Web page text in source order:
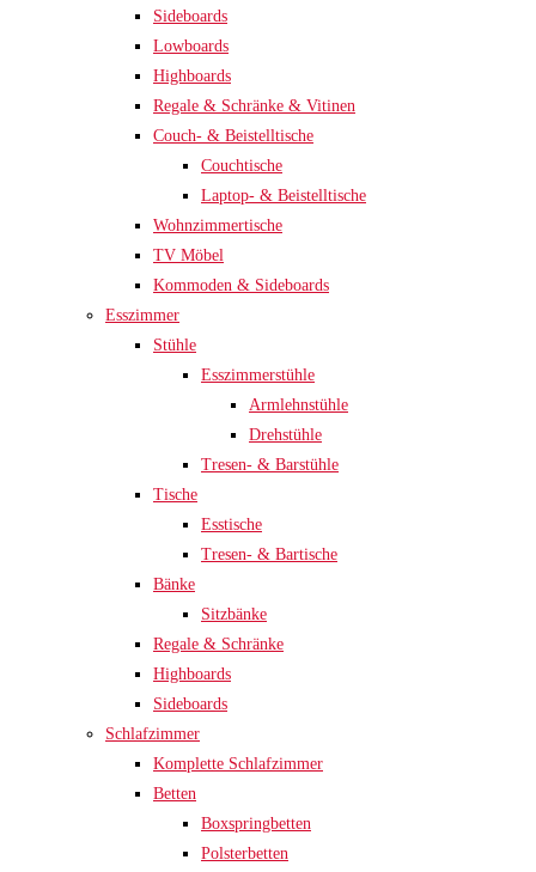
Sideboards
Lowboards
Highboards
Regale & Schränke & Vitinen
Couch- & Beistelltische
Couchtische
Laptop- & Beistelltische
Wohnzimmertische
TV Möbel
Kommoden & Sideboards
Esszimmer
Stühle
Esszimmerstühle
Armlehnstühle
Drehstühle
Tresen- & Barstühle
Tische
Esstische
Tresen- & Bartische
Bänke
Sitzbänke
Regale & Schränke
Highboards
Sideboards
Schlafzimmer
Komplette Schlafzimmer
Betten
Boxspringbetten
Polsterbetten